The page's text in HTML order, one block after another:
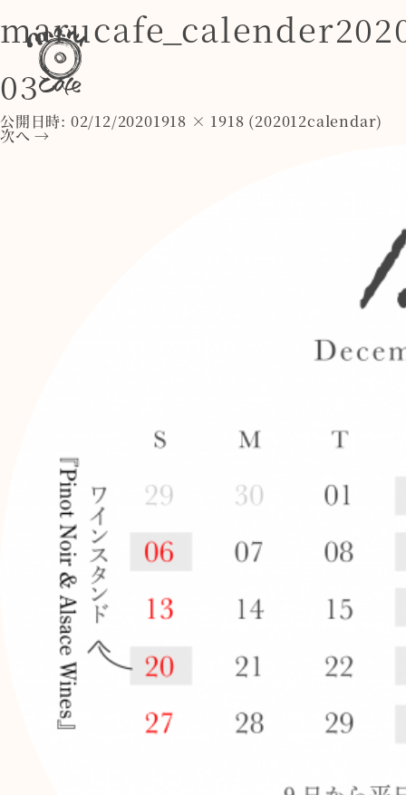
03
公開日時: 02/12/20201918 × 1918 (202012calendar)
次へ →